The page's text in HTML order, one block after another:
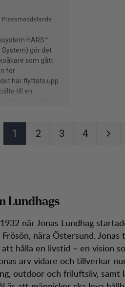
Lundhags
när Jonas Lundhag
nära Östersund.
hålla en livstid – en vision
arv vidare och tillverkar
outdoor och friluftsliv, samt